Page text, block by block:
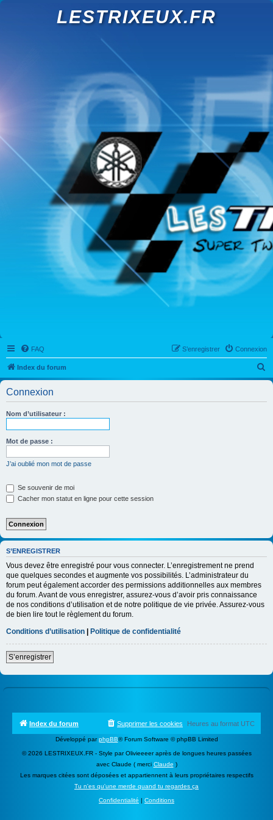
LESTRIXEUX.FR
FAQ Connexion
S’enregistrer
Index du forum
e
Connexion
Nom d’utilisateur :
Mot de passe :
J’ai oublié mon mot de passe
Se souvenir de moi
Cacher mon statut en ligne pour cette session
S’ENREGISTRER
Vous devez être enregistré pour vous connecter. L’enregistrement ne prend
que quelques secondes et augmente vos possibilités. L’administrateur du
forum peut également accorder des permissions additionnelles aux membres
du forum. Avant de vous enregistrer, assurez-vous d’avoir pris connaissance
de nos conditions d’utilisation et de notre politique de vie privée. Assurez-vous
de bien lire tout le règlement du forum.
Conditions d’utilisation | Politique de confidentialité
S’enregistrer
Index du forum Heures au format UTC
Supprimer les cookies
Développé parphpBB® Forum Software © phpBB Limited
© 2026 LESTRIXEUX.FR - Style par Olivieeeer après de longues heures passées
avec Claude ( merci Claude )
Les marques citées sont déposées et appartiennent à leurs propriétaires respectifs
Tu n'es qu'une merde quand tu regardes ça
Confidentialité | Conditions